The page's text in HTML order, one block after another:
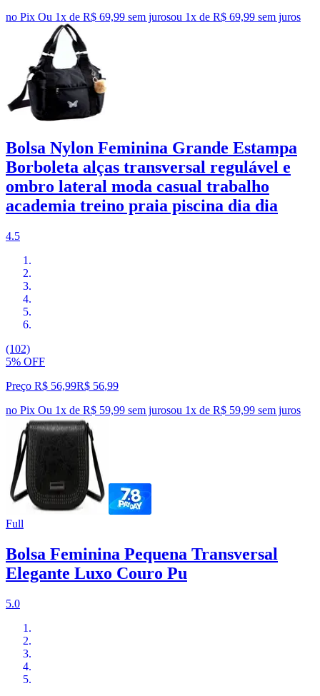
no Pix Ou 1x de R$ 69,99 sem jurosou 1x de R$ 69,99 sem juros
Bolsa Nylon Feminina Grande Estampa
Borboleta alças transversal regulável e
ombro lateral moda casual trabalho
academia treino praia piscina dia dia
4.5
(102)
5% OFF
Preço R$ 56,99R$ 56,99
no Pix Ou 1x de R$ 59,99 sem jurosou 1x de R$ 59,99 sem juros
Full
Bolsa Feminina Pequena Transversal
Elegante Luxo Couro Pu
5.0